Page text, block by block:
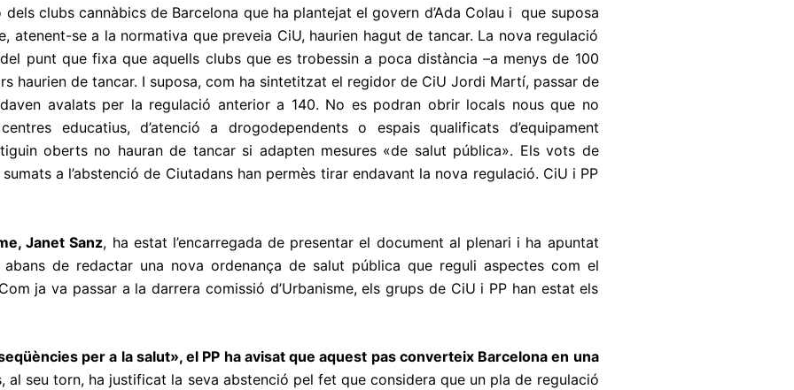
clubs cannàbics de Barcelona que ha plantejat el govern d’Ada Colau i que suposa
atenent-se a la normativa que preveia CiU, haurien hagut de tancar. La nova regulació
punt que fixa que aquells clubs que es trobessin a poca distància –a menys de 100
haurien de tancar. I suposa, com ha sintetitzat el regidor de CiU Jordi Martí, passar de
avalats per la regulació anterior a 140. No es podran obrir locals nous que no
educatius, d’atenció a drogodependents o espais qualificats d’equipament
oberts no hauran de tancar si adapten mesures «de salut pública». Els vots de
sumats a l’abstenció de Ciutadans han permès tirar endavant la nova regulació. CiU i PP
Janet Sanz, ha estat l’encarregada de presentar el document al plenari i ha apuntat
de redactar una nova ordenança de salut pública que reguli aspectes com el
ja va passar a la darrera comissió d’Urbanisme, els grups de CiU i PP han estat els
per a la salut», el PP ha avisat que aquest pas converteix Barcelona en una
al seu torn, ha justificat la seva abstenció pel fet que considera que un pla de regulació